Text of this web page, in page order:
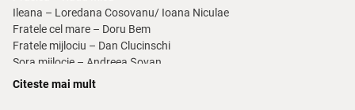
Ileana – Loredana Cosovanu/ Ioana Niculae
Fratele cel mare – Doru Bem
Fratele mijlociu – Dan Clucinschi
Sora mijlocie – Andreea Șovan
Sora cea mare – Iulia Samson
Citeste mai mult